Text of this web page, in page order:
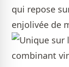
qui repose
enjolivée de